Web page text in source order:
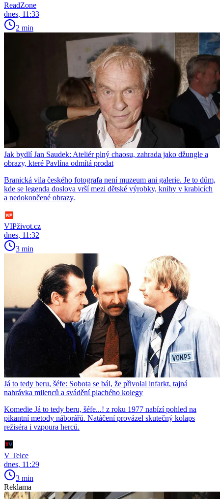
ReadZone
dnes, 11:33
2 min
Jak bydlí Jan Saudek: Ateliér plný chaosu, zahrada jako džungle a
obrazy, které Pavlína odmítá prodat
Branická vila českého fotografa není muzeum ani galerie. Je to dům,
kde se legenda doslova vrší mezi dětské výrobky, knihy v krabicích
a nedokončené obrazy.
VIPživot.cz
dnes, 11:32
3 min
Já to tedy beru, šéfe: Sobota se bál, že přivolal infarkt, tajná
nahrávka milenců a svádění plachého kolegy
Komedie Já to tedy beru, šéfe...! z roku 1977 nabízí pohled na
pikantní metody náborářů. Natáčení provázel skutečný kolaps
režiséra i vzpoura herců.
V Telce
dnes, 11:29
3 min
Reklama